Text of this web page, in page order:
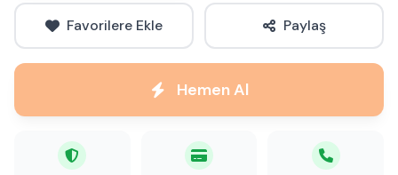
Favorilere Ekle Paylaş
Hemen Al